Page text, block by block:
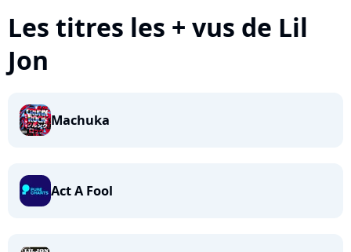
Les titres les + vus de Lil
Jon
Machuka
Act A Fool